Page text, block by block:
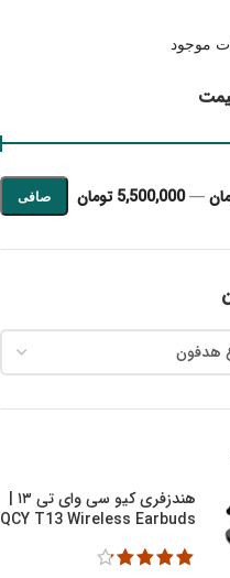
موجود
صافی —5,500,000 تومان
هدفون
هندزفری کیو سی وای تی ۱۳ |
QCY T13 Wireless Earbuds